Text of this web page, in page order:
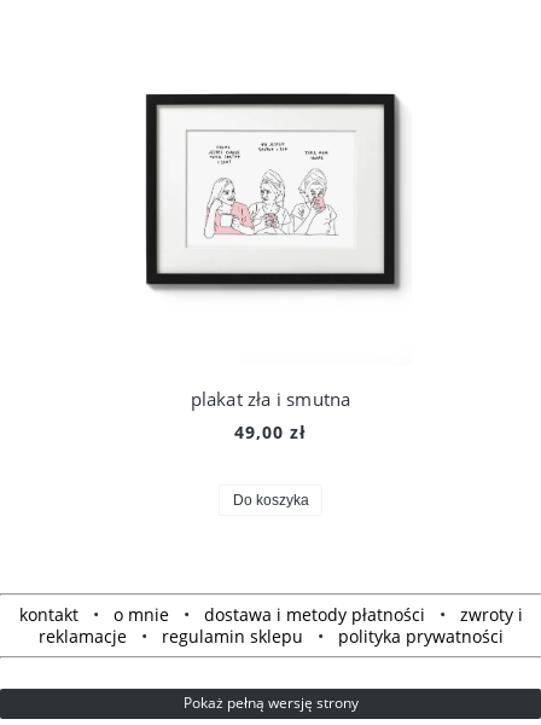
plakat zła i smutna
49,00 zł
Do koszyka
kontakt• o mnie• dostawa i metody płatności • zwroty i
reklamacje• regulamin sklepu • polityka prywatności
Pokaż pełną wersję strony